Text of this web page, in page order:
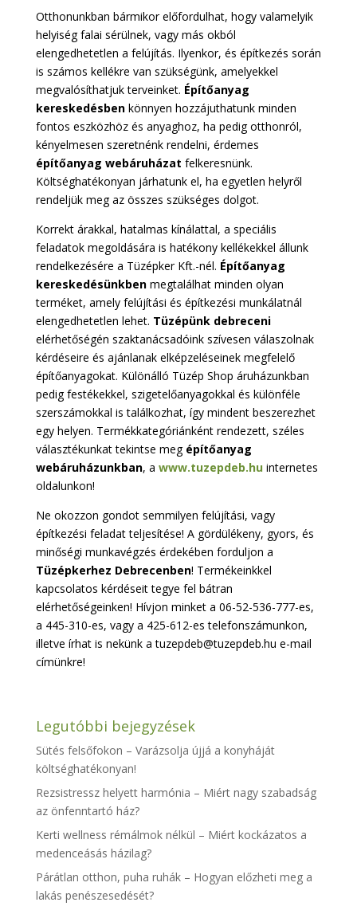
Otthonunkban bármikor előfordulhat, hogy valamelyik
helyiség falai sérülnek, vagy más okból
elengedhetetlen a felújítás. Ilyenkor, és építkezés során
is számos kellékre van szükségünk, amelyekkel
megvalósíthatjuk terveinket. Építőanyag
kereskedésben könnyen hozzájuthatunk minden
fontos eszközhöz és anyaghoz, ha pedig otthonról,
kényelmesen szeretnénk rendelni, érdemes
építőanyag webáruházat felkeresnünk.
Költséghatékonyan járhatunk el, ha egyetlen helyről
rendeljük meg az összes szükséges dolgot.
Korrekt árakkal, hatalmas kínálattal, a speciális
feladatok megoldására is hatékony kellékekkel állunk
rendelkezésére a Tüzépker Kft.-nél. Építőanyag
kereskedésünkbenmegtalálhat minden olyan
terméket, amely felújítási és építkezési munkálatnál
elengedhetetlen lehet. Tüzépünk debreceni
elérhetőségén szaktanácsadóink szívesen válaszolnak
kérdéseire és ajánlanak elképzeléseinek megfelelő
építőanyagokat. Különálló Tüzép Shop áruházunkban
pedig festékekkel, szigetelőanyagokkal és különféle
szerszámokkal is találkozhat, így mindent beszerezhet
egy helyen. Termékkategóriánként rendezett, széles
választékunkat tekintse meg építőanyag
webáruházunkban, a www.tuzepdeb.huinternetes
oldalunkon!
Ne okozzon gondot semmilyen felújítási, vagy
építkezési feladat teljesítése! A gördülékeny, gyors, és
minőségi munkavégzés érdekében forduljon a
Tüzépkerhez Debrecenben! Termékeinkkel
kapcsolatos kérdéseit tegye fel bátran
elérhetőségeinken! Hívjon minket a 06-52-536-777-es,
a 445-310-es, vagy a 425-612-es telefonszámunkon,
illetve írhat is nekünk a tuzepdeb@tuzepdeb.hu e-mail
címünkre!
Legutóbbi bejegyzések
Sütés felsőfokon – Varázsolja újjá a konyháját
költséghatékonyan!
Rezsistressz helyett harmónia – Miért nagy szabadság
az önfenntartó ház?
Kerti wellness rémálmok nélkül – Miért kockázatos a
medenceásás házilag?
Párátlan otthon, puha ruhák – Hogyan előzheti meg a
lakás penészesedését?